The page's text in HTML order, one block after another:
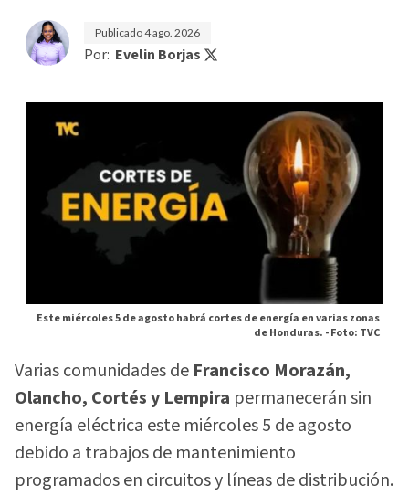
Publicado4 ago. 2026
Por: Evelin Borjas
Este miércoles 5 de agosto habrá cortes de energía en varias zonas
de Honduras. -Foto: TVC
Varias comunidades de Francisco Morazán,
Olancho, Cortés y Lempira permanecerán sin
energía eléctrica este miércoles 5 de agosto
debido a trabajos de mantenimiento
programados en circuitos y líneas de distribución.